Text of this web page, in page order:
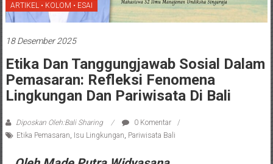
ARTIKEL • KOLOM • ESAI
18 Desember 2025
Etika Dan Tanggungjawab Sosial Dalam
Pemasaran: Refleksi Fenomena
Lingkungan Dan Pariwisata Di Bali
Diposkan Oleh:Bali Sharing
0 Komentar
Etika Pemasaran Isu Lingkungan Pariwisata Bali